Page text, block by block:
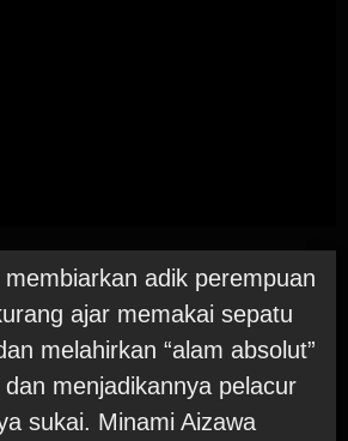
adik perempuan
ajar memakai sepatu
melahirkan “alam absolut”
menjadikannya pelacur
sukai. Minami Aizawa